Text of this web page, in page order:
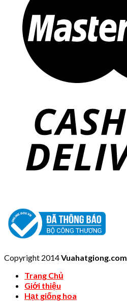
Copyright 2014Vuahatgiong.com
Trang Chủ
Giới thiệu
Hạt giống hoa